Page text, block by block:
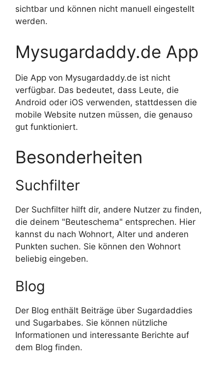
sichtbar und können nicht manuell eingestellt
werden.
Mysugardaddy.de App
Die App von Mysugardaddy.de ist nicht
verfügbar. Das bedeutet, dass Leute, die
Android oder iOS verwenden, stattdessen die
mobile Website nutzen müssen, die genauso
gut funktioniert.
Besonderheiten
Suchfilter
Der Suchfilter hilft dir, andere Nutzer zu finden,
die deinem "Beuteschema" entsprechen. Hier
kannst du nach Wohnort, Alter und anderen
Punkten suchen. Sie können den Wohnort
beliebig eingeben.
Blog
Der Blog enthält Beiträge über Sugardaddies
und Sugarbabes. Sie können nützliche
Informationen und interessante Berichte auf
dem Blog finden.